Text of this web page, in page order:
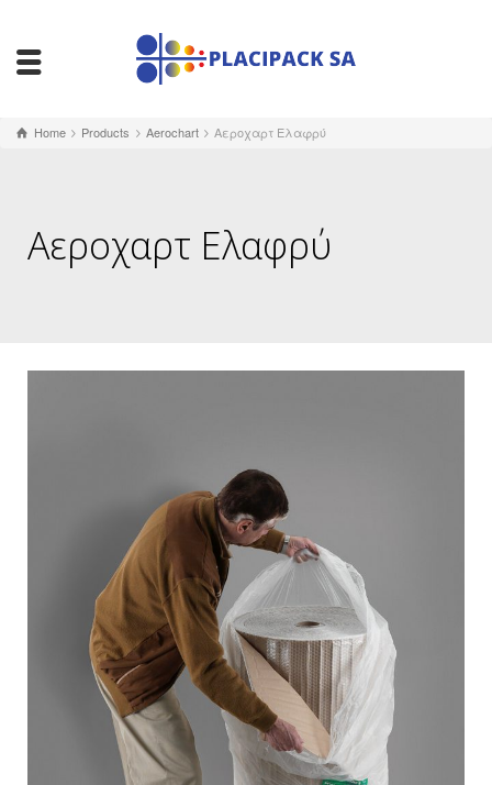
Home Products Aerochart Αεροχαρτ Ελαφρύ
Αεροχαρτ Ελαφρύ